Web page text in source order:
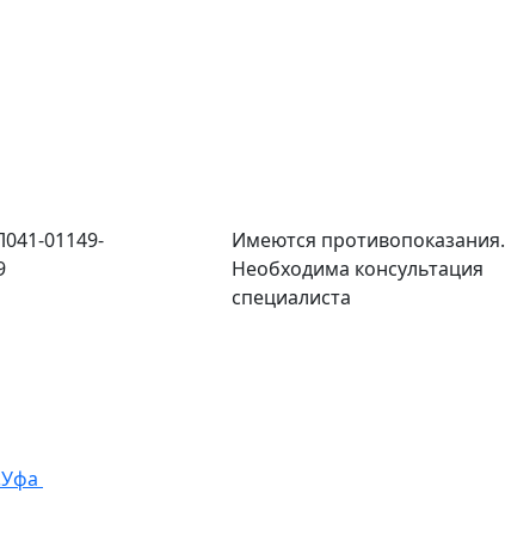
01149-
Имеются противопоказания.
Необходима консультация
специалиста